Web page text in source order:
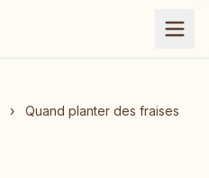
›
Quand planter des fraises